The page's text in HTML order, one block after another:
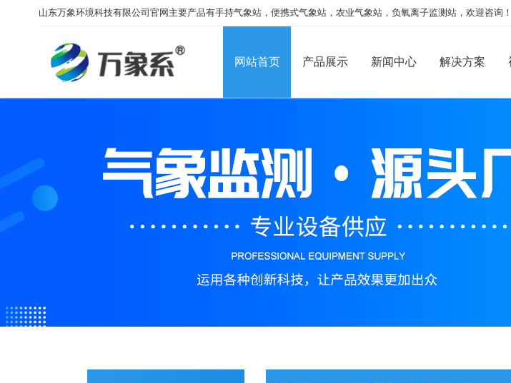
山东万象环境科技有限公司官网主要产品有手持气象站，便携式气象站，农业气象站，负氧离子监测站，欢迎咨询！
网站首页 产品展示 新闻中心 解决方案